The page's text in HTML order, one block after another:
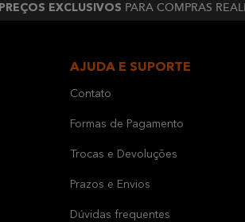
PREÇOS EXCLUSIVOS PARA COMPRAS
AJUDA E SUPORTE
Contato
Formas de Pagamento
Trocas e Devoluções
Prazos e Envios
Dúvidas frequentes